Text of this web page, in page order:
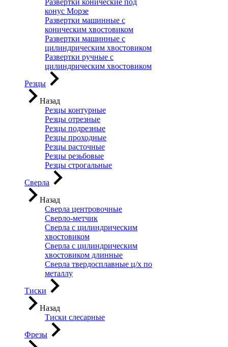
Развертки конические под
конус Морзе
Развертки машинные с
коническим хвостовиком
Развертки машинные с
цилиндрическим хвостовиком
Развертки ручные с
цилиндрическим хвостовиком
Резцы
Назад
Резцы контурные
Резцы отрезные
Резцы подрезные
Резцы проходные
Резцы расточные
Резцы резьбовые
Резцы строгальные
Сверла
Назад
Сверла центровочные
Сверло-метчик
Сверла с цилиндрическим
хвостовиком
Сверла с цилиндрическим
хвостовиком длинные
Сверла твердосплавные ц/х по
металлу
Тиски
Назад
Тиски слесарные
Фрезы